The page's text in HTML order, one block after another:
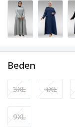
Beden
3XL 4XL
9XL